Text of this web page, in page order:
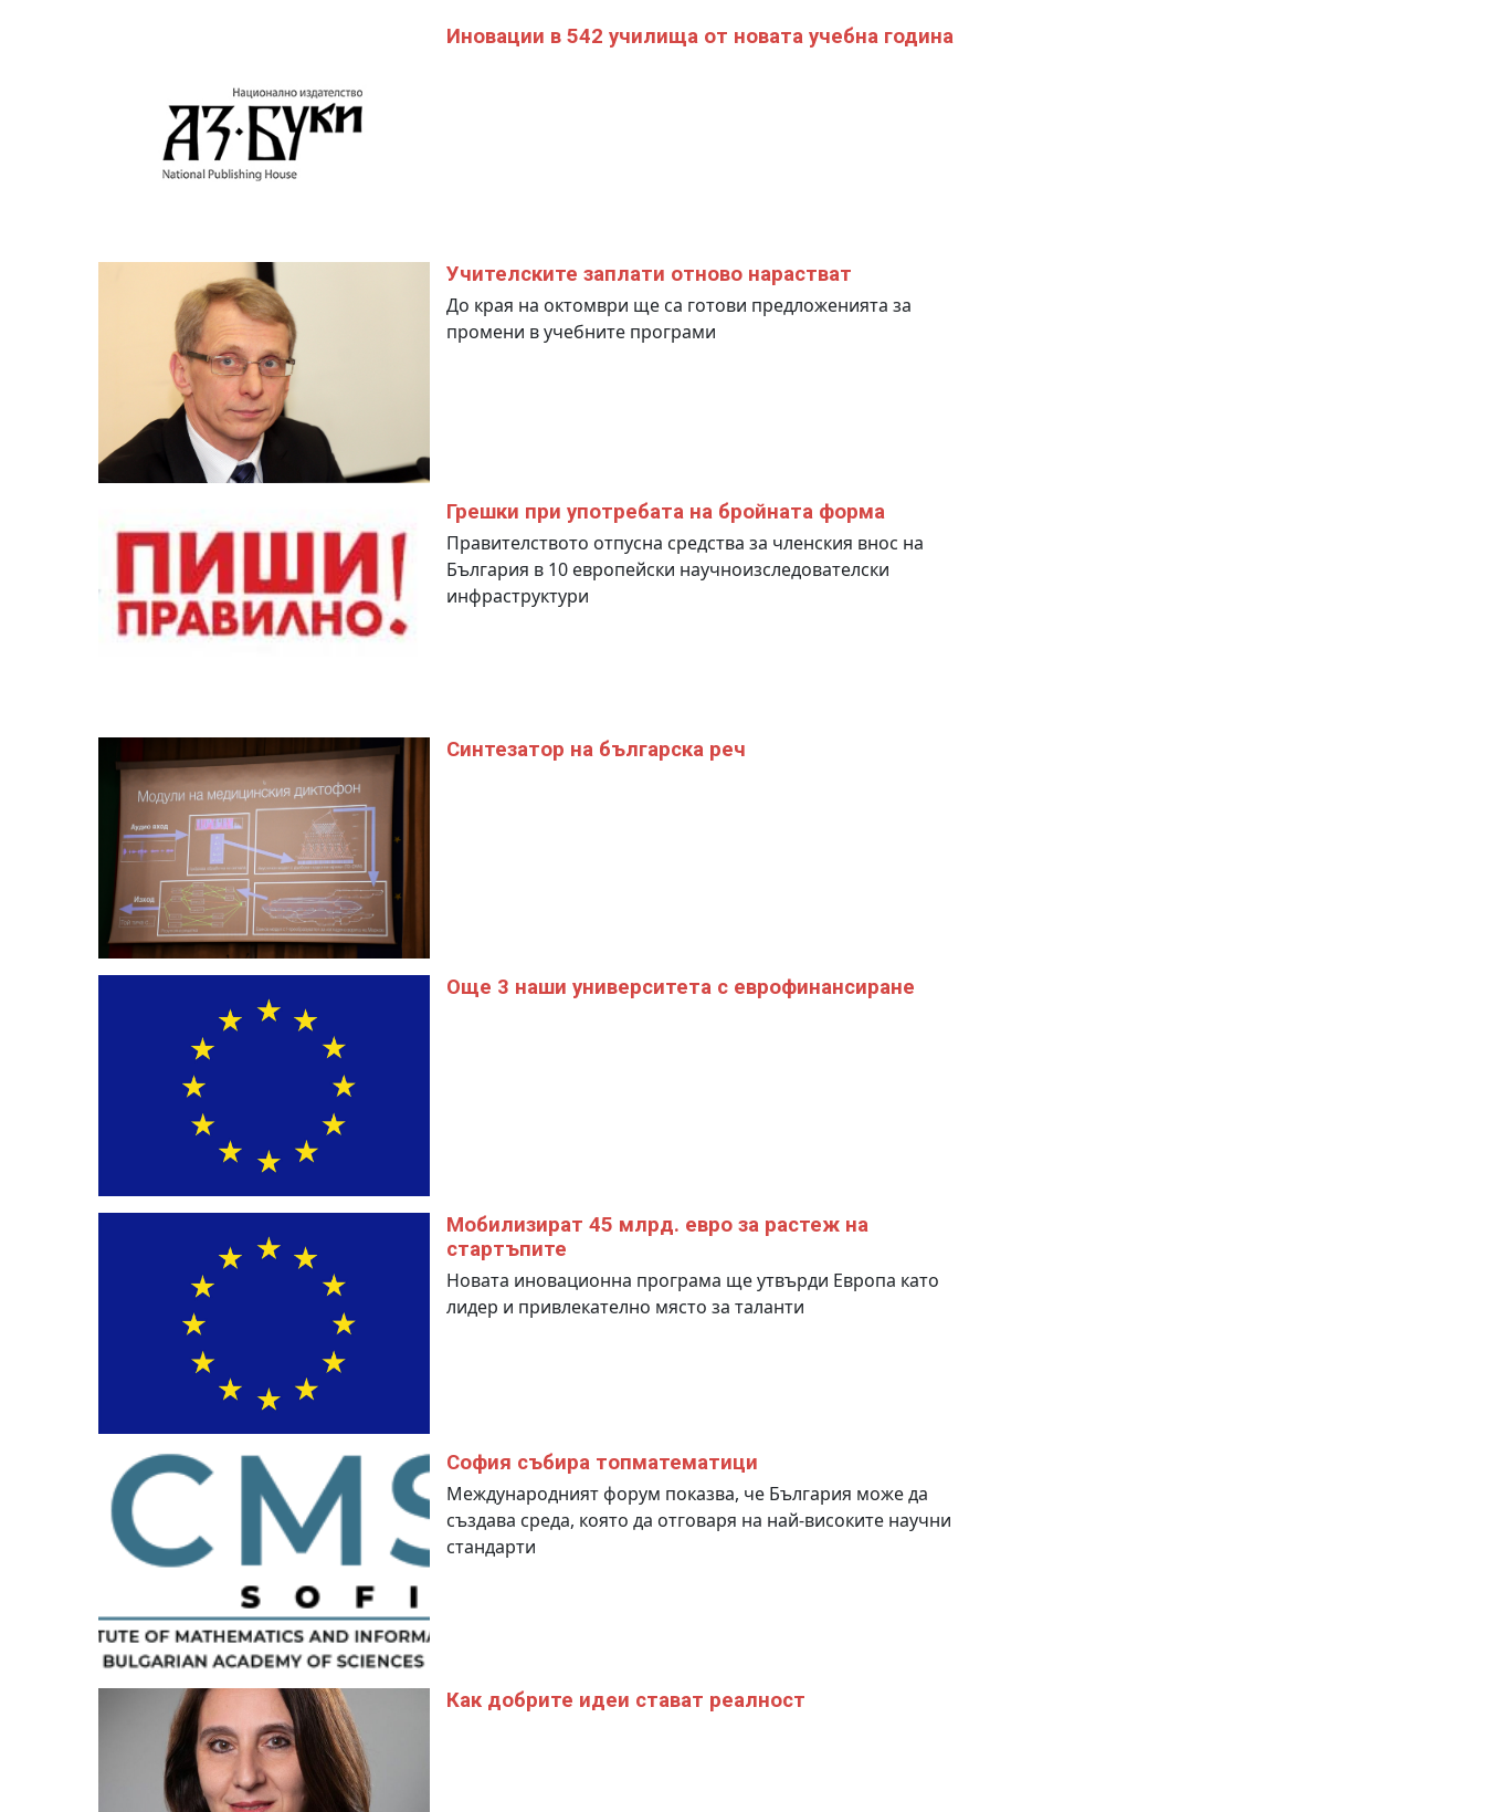
Иновации в 542 училища от новата учебна година
Учителските заплати отново нарастват
До края на октомври ще са готови предложенията за
промени в учебните програми
Грешки при употребата на бройната форма
Правителството отпусна средства за членския внос на
България в 10 европейски научноизследователски
инфраструктури
Синтезатор на българска реч
Още 3 наши университета с еврофинансиране
Мобилизират 45 млрд. евро за растеж на
стартъпите
Новата иновационна програма ще утвърди Европа като
лидер и привлекателно място за таланти
София събира топматематици
Международният форум показва, че България може да
създава среда, която да отговаря на най-високите научни
стандарти
Как добрите идеи стават реалност